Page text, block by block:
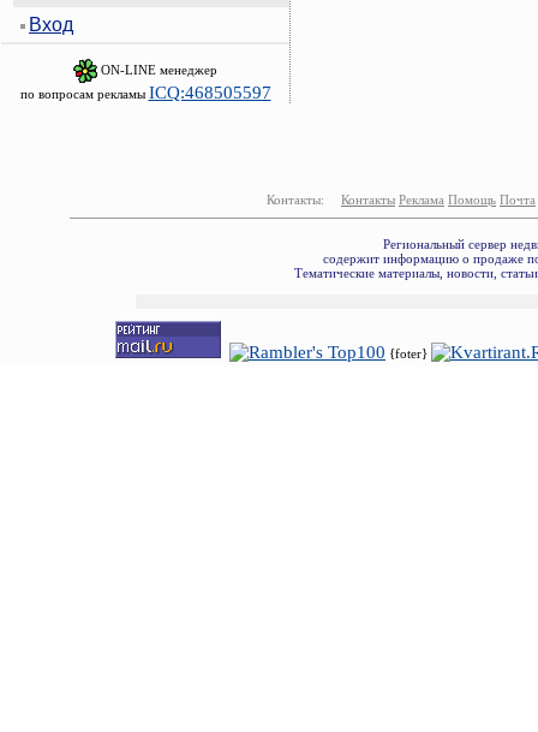
Вход
ON-LINE менеджер
по вопросам рекламы ICQ:468505597
Контакты: Контакты Реклама Помощь Почта
Региональный сервер
содержит информацию о продаже
Тематические материалы, новости,
{foter}